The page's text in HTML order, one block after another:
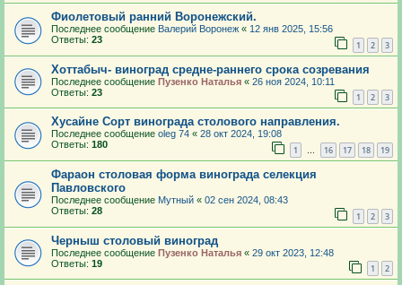
Фиолетовый ранний Воронежский.
Последнее сообщение Валерий Воронеж « 12 янв 2025, 15:56
Ответы: 23 1 2 3
Хоттабыч- виноград средне-раннего срока созревания
Последнее сообщение Пузенко Наталья « 26 ноя 2024, 10:11
Ответы: 23 1 2 3
Хусайне Сорт винограда столового направления.
Последнее сообщение oleg 74 « 28 окт 2024, 19:08
Ответы: 180 1 … 16 17 18 19
Фараон столовая форма винограда селекция
Павловского
Последнее сообщение Мутный « 02 сен 2024, 08:43
Ответы: 28 1 2 3
Черныш столовый виноград
Последнее сообщение Пузенко Наталья « 29 окт 2023, 12:48
Ответы: 19 1 2